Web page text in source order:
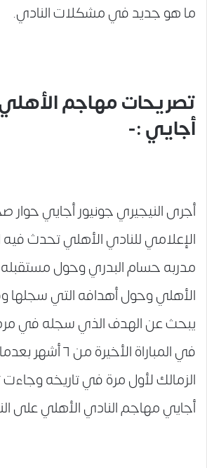
ما هو جديد في مشكلات النادي.
تصريحات مهاجم
أجايي :-
أجرى النيجيري جونيور أجايي حوار
الإعلامي للنادي الأهلي تحدث
مدربه حسام البدري وحول
الأهلي وحول أهدافه التي سجلها
يبحث عن الهدف الذي سجله في
في المباراة
الزمالك لأول مرة في تاريخه
أجايي مهاجم النادي الأهلي على